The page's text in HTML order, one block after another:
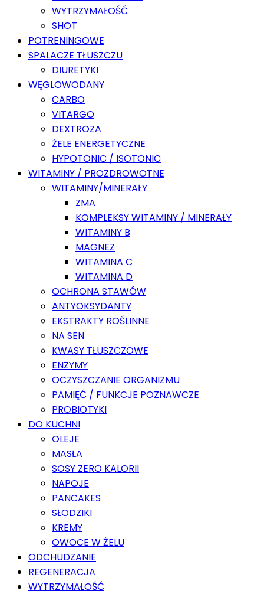
WYTRZYMAŁOŚĆ
SHOT
POTRENINGOWE
SPALACZE TŁUSZCZU
DIURETYKI
WĘGLOWODANY
CARBO
VITARGO
DEXTROZA
ŻELE ENERGETYCZNE
HYPOTONIC / ISOTONIC
WITAMINY / PROZDROWOTNE
WITAMINY/MINERAŁY
ZMA
KOMPLEKSY WITAMINY / MINERAŁY
WITAMINY B
MAGNEZ
WITAMINA C
WITAMINA D
OCHRONA STAWÓW
ANTYOKSYDANTY
EKSTRAKTY ROŚLINNE
NA SEN
KWASY TŁUSZCZOWE
ENZYMY
OCZYSZCZANIE ORGANIZMU
PAMIĘĆ / FUNKCJE POZNAWCZE
PROBIOTYKI
DO KUCHNI
OLEJE
MASŁA
SOSY ZERO KALORII
NAPOJE
PANCAKES
SŁODZIKI
KREMY
OWOCE W ŻELU
ODCHUDZANIE
REGENERACJA
WYTRZYMAŁOŚĆ